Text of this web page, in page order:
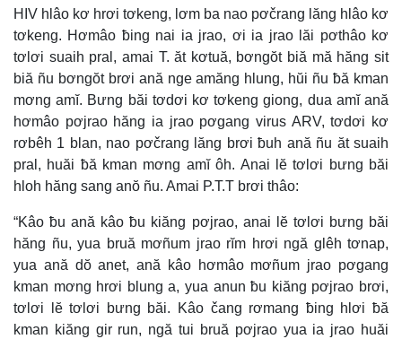
HIV hlâo kơ hrơi tơkeng, lơm ba nao pơčrang lăng hlâo kơ
tơkeng. Hơmâo ƀing nai ia jrao, ơi ia jrao lăi pơthâo kơ
tơlơi suaih pral, amai T. ăt kơtuă, bơngŏt biă mă hăng sit
biă ñu bơngŏt brơi ană nge amăng hlung, hŭi ñu ƀă kman
mơng amĭ. Bưng băi tơdơi kơ tơkeng giong, dua amĭ ană
hơmâo pơjrao hăng ia jrao pơgang virus ARV, tơdơi kơ
rơbêh 1 blan, nao pơčrang lăng brơi ƀuh ană ñu ăt suaih
pral, huăi ƀă kman mơng amĭ ôh. Anai lĕ tơlơi bưng băi
hloh hăng sang anŏ ñu. Amai P.T.T brơi thâo:
“Kâo ƀu ană kâo ƀu kiăng pơjrao, anai lĕ tơlơi bưng băi
hăng ñu, yua bruă mơñum jrao rĭm hrơi ngă glêh tơnap,
yua ană dŏ anet, ană kâo hơmâo mơñum jrao pơgang
kman mơng hrơi blung a, yua anun ƀu kiăng pơjrao brơi,
tơlơi lĕ tơlơi bưng băi. Kâo čang rơmang ƀing hlơi ƀă
kman kiăng gir run, ngă tui bruă pơjrao yua ia jrao huăi